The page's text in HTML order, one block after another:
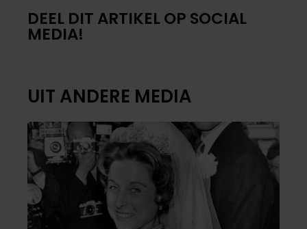
DEEL DIT ARTIKEL OP SOCIAL
MEDIA!
UIT ANDERE MEDIA